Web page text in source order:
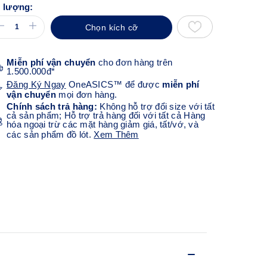
lượng:
Chọn kích cỡ
Miễn phí vận chuyển cho đơn hàng trên
1.500.000đ*
Đăng Ký Ngay OneASICS™ để được miễn phí
vận chuyển mọi đơn hàng.
Chính sách trả hàng: Không hỗ trợ đổi size với tất
cả sản phẩm; Hỗ trợ trả hàng đối với tất cả Hàng
hóa ngoại trừ các mặt hàng giảm giá, tất/vớ, và
các sản phẩm đồ lót.Xem Thêm